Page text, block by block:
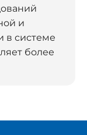
и
в системе
более